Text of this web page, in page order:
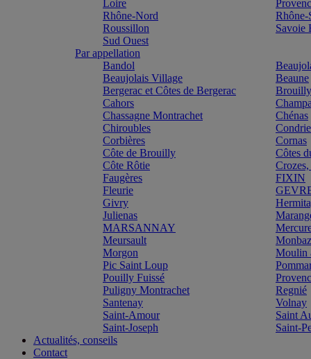
Loire
Rhône-Nord
Rhône-
Roussillon
Savoie
Sud Ouest
Par appellation
Bandol
Beaujolais Village
Beaune
Bergerac et Côtes de Bergerac
Brouilly
Cahors
Chassagne Montrachet
Chénas
Chiroubles
Corbières
Cornas
Côte de Brouilly
Côtes
Côte Rôtie
Faugères
FIXIN
Fleurie
Givry
Julienas
MARSANNAY
Meursault
Morgon
Moulin
Pic Saint Loup
Pouilly Fuissé
Puligny Montrachet
Regnié
Santenay
Volnay
Saint-Amour
Saint
Saint-Joseph
Saint-
Actualités, conseils
Contact